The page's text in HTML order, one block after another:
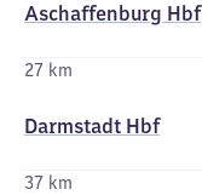
Aschaffenburg Hbf
27 km
Darmstadt Hbf
37 km